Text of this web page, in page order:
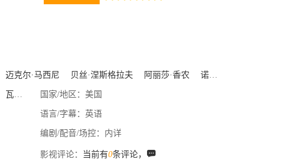
迈克尔·马西尼 贝丝·涅斯格拉夫 阿丽莎·香农 诺亚·怀尔
瓦莱丽·韦斯 国家/地区： 美国
语言/字幕： 英语
编剧/配音/场控： 内详
影视评论： 当前有0条评论，